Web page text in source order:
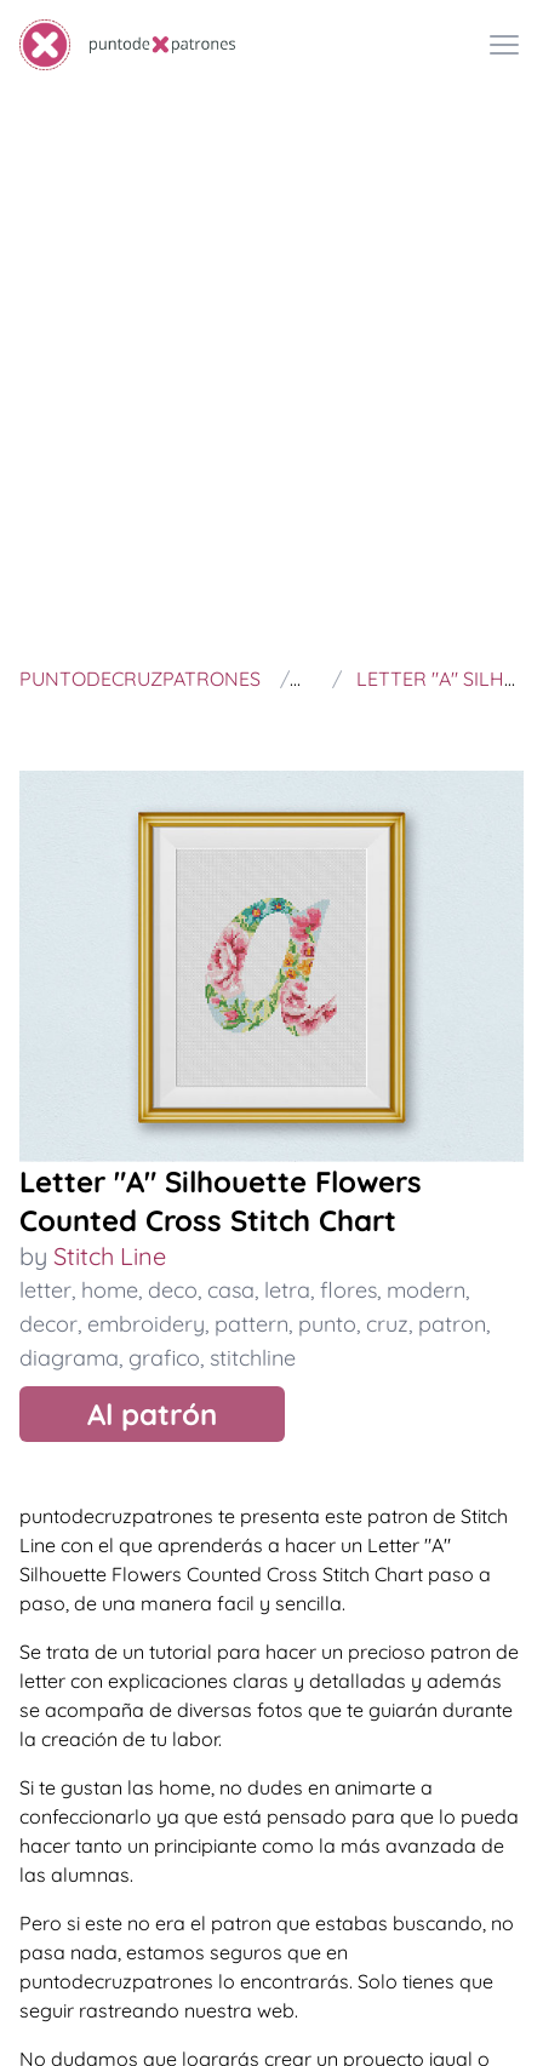
PUNTODECRUZPATRONES STITCH LINE
LETTER "A" SILHOUETTE FLOWERS COUNTED CROSS STITCH CHART
Letter "A" Silhouette Flowers
Counted Cross Stitch Chart
by Stitch Line
letter, home, deco, casa, letra, flores, modern,
decor, embroidery, pattern, punto, cruz, patron,
diagrama, grafico, stitchline
Al patrón
puntodecruzpatrones te presenta este patron de Stitch
Line con el que aprenderás a hacer un Letter "A"
Silhouette Flowers Counted Cross Stitch Chart paso a
paso, de una manera facil y sencilla.
Se trata de un tutorial para hacer un precioso patron de
letter con explicaciones claras y detalladas y además
se acompaña de diversas fotos que te guiarán durante
la creación de tu labor.
Si te gustan las home, no dudes en animarte a
confeccionarlo ya que está pensado para que lo pueda
hacer tanto un principiante como la más avanzada de
las alumnas.
Pero si este no era el patron que estabas buscando, no
pasa nada, estamos seguros que en
puntodecruzpatrones lo encontrarás. Solo tienes que
seguir rastreando nuestra web.
No dudamos que lograrás crear un proyecto igual o